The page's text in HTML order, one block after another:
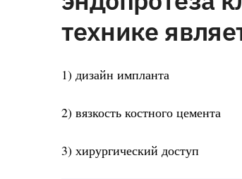
технике
1) дизайн импланта
2) вязкость костного цемента
3) хирургический доступ